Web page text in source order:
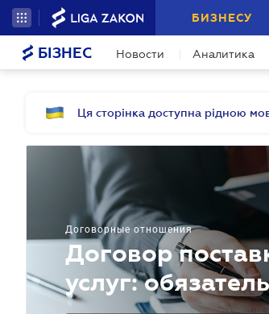
БИЗНЕСУ
БІЗНЕС Новости Аналитика
Ця сторінка доступна рідною
Договорные отношения
Договор
услуг: